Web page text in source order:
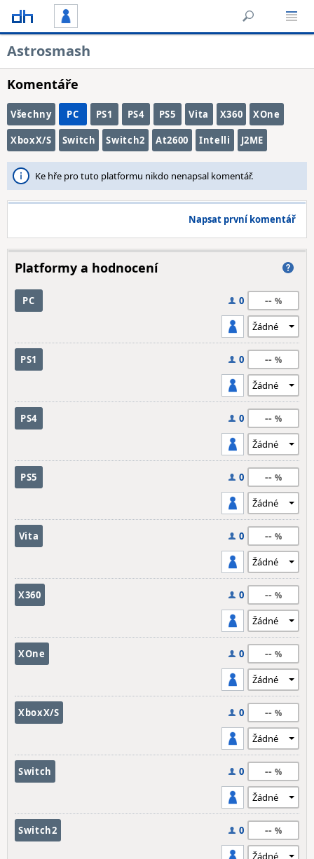
Astrosmash
Komentáře
Všechny PC PS1 PS4 PS5 Vita X360 XOne
XboxX/S Switch Switch2 At2600 Intelli J2ME
Ke hře pro tuto platformu nikdo nenapsal komentář.
Napsat první komentář
Platformy a hodnocení
PC 0 --
PS1 0 --
PS4 0 --
PS5 0 --
Vita 0 --
X360 0 --
XOne 0 --
XboxX/S 0 --
Switch 0 --
Switch2 0 --